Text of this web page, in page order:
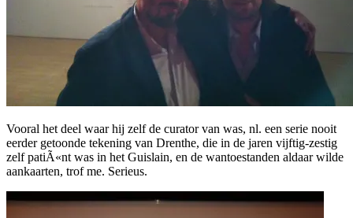
Vooral het deel waar hij zelf de curator van was, nl. een serie nooit
eerder getoonde tekening van Drenthe, die in de jaren vijftig-zestig
zelf patiÃ«nt was in het Guislain, en de wantoestanden aldaar wilde
aankaarten, trof me. Serieus.